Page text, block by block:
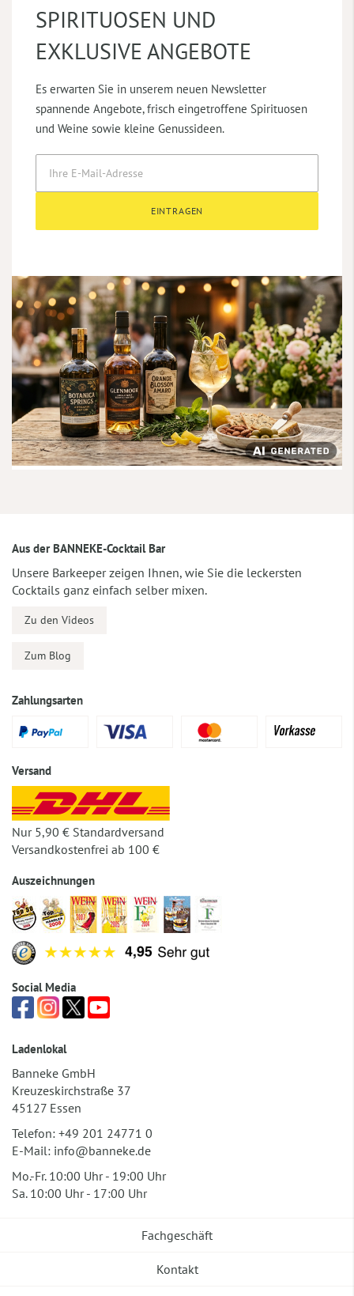
SPIRITUOSEN UND
EXKLUSIVE ANGEBOTE
Es erwarten Sie in unserem neuen Newsletter
spannende Angebote, frisch eingetroffene Spirituosen
und Weine sowie kleine Genussideen.
EINTRAGEN
Aus der BANNEKE-Cocktail Bar
Unsere Barkeeper zeigen Ihnen, wie Sie die leckersten
Cocktails ganz einfach selber mixen.
Zu den Videos
Zum Blog
Zahlungsarten
Versand
Nur 5,90 € Standardversand
Versandkostenfrei ab 100 €
Auszeichnungen
Social Media
Ladenlokal
Banneke GmbH
Kreuzeskirchstraße 37
45127 Essen
Telefon: +49 201 24771 0
E-Mail: info@banneke.de
Mo.-Fr. 10:00 Uhr - 19:00 Uhr
Sa. 10:00 Uhr - 17:00 Uhr
Fachgeschäft
Kontakt